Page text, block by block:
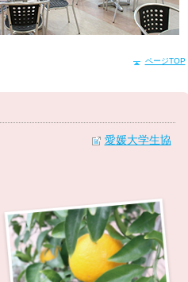
ページTOP
愛媛大学生協